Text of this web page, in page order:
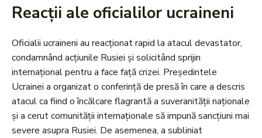
Reacții ale oficialilor ucraineni
Oficialii ucraineni au reacționat rapid la atacul devastator,
condamnând acțiunile Rusiei și solicitând sprijin
internațional pentru a face față crizei. Președintele
Ucrainei a organizat o conferință de presă în care a descris
atacul ca fiind o încălcare flagrantă a suveranității naționale
și a cerut comunității internaționale să impună sancțiuni mai
severe asupra Rusiei. De asemenea, a subliniat